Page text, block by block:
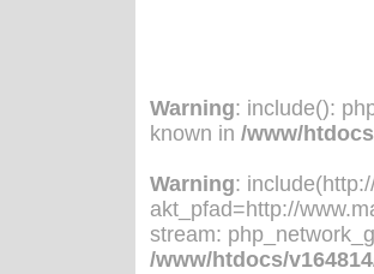
Warning: include():
known in/www/
Warning:
akt_pfad=http://
stream:
/www/htdocs/